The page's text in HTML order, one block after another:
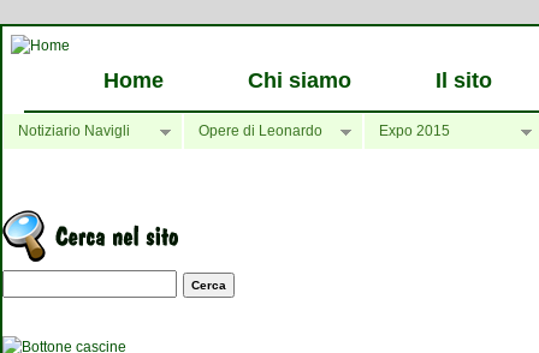
Home Chi siamo Il sito
Notiziario Navigli Opere di Leonardo Expo 2015
Maschera di ricerca